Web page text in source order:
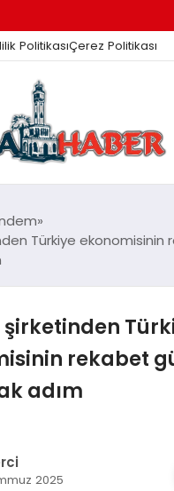
PolitikasıÇerez Politikası
Türkiye
şirketinden
rekabet
adım
2025